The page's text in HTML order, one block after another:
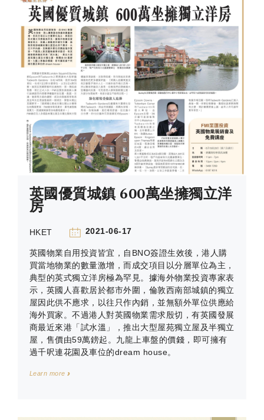
英國優質城鎮 600萬坐擁獨立洋
房
HKET 2021-06-17
英國物業自用投資皆宜，自BNO簽證生效後，港人購
買當地物業的數量激增，而成交項目以分層單位為主，
典型的英式獨立洋房極為罕見。據海外物業投資專家表
示，英國人喜歡居於都市外圍，倫敦西南部城鎮的獨立
屋因此供不應求，以往只作內銷，並無額外單位供應給
海外買家。不過港人對英國物業需求殷切，有英國發展
商最近來港「試水溫」，推出大型屋苑獨立屋及半獨立
屋，售價由59萬鎊起。九龍上車盤的價錢，即可擁有
過千呎連花園及車位的dream house。
Learn more